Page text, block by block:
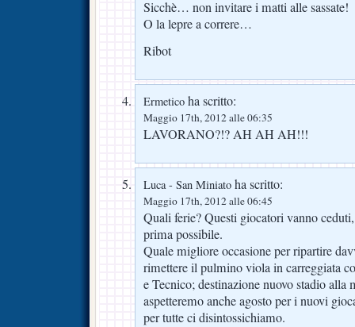
Sicchè… non invitare i matti alle sassate!
O la lepre a correre…
Ribot
Ermetico ha scritto:
Maggio 17th, 2012 alle 06:35
LAVORANO?!? AH AH AH!!!
Luca - San Miniato ha scritto:
Maggio 17th, 2012 alle 06:45
Quali ferie? Questi giocatori vanno
prima possibile.
Quale migliore occasione per ripartire
rimettere il pulmino viola in carreggiata
e Tecnico; destinazione nuovo stadio alla
aspetteremo anche agosto per i nuovi
per tutte ci disintossichiamo.